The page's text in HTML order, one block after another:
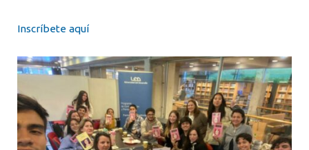
Inscríbete aquí